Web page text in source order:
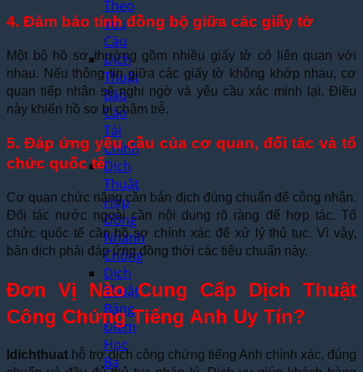
Theo
Yêu
Cầu
Dịch
Thuật
Báo
Cáo
Tài
Chính
Dịch
Thuật
Hợp
Đồng
Nhanh
Chóng
Dịch
Thuật
Bảng
Điểm
Học
Bạ
4. Đảm bảo tính đồng bộ giữa các giấy tờ
Một bộ hồ sơ thường gồm nhiều giấy tờ có liên quan với
nhau. Nếu thông tin giữa các giấy tờ không khớp nhau, cơ
quan tiếp nhận sẽ nghi ngờ và yêu cầu xác minh lại. Điều
này khiến hồ sơ bị chậm trễ.
5. Đáp ứng yêu cầu của cơ quan, đối tác và tổ
chức quốc tế
Cơ quan chức năng cần bản dịch đúng chuẩn để công nhận.
Đối tác nước ngoài cần nội dung rõ ràng để hợp tác. Tổ
chức quốc tế cần hồ sơ chính xác để xử lý thủ tục. Vì vậy,
bản dịch phải đáp ứng đồng thời các tiêu chuẩn này.
Đơn Vị Nào Cung Cấp Dịch Thuật
Công Chứng Tiếng Anh Uy Tín?
Idichthuat hỗ trợ dịch công chứng tiếng Anh chính xác, đúng